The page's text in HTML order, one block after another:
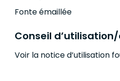
Fonte émaillée
Conseil
Voir la notice d’utilisation